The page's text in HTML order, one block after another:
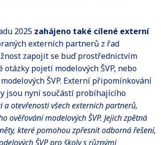
2025 zahájeno také cílené externí
externích partnerů z řad
zapojit se buď prostřednictvím
pojetí modelových ŠVP, nebo
ŠVP. Externí připomínkování
jsou nyní součástí probíhajícího
a otevřenosti všech externích partnerů,
modelových ŠVP. Jejich zpětná
které pomohou zpřesnit odborná řešení,
ŠVP pro školy s různými